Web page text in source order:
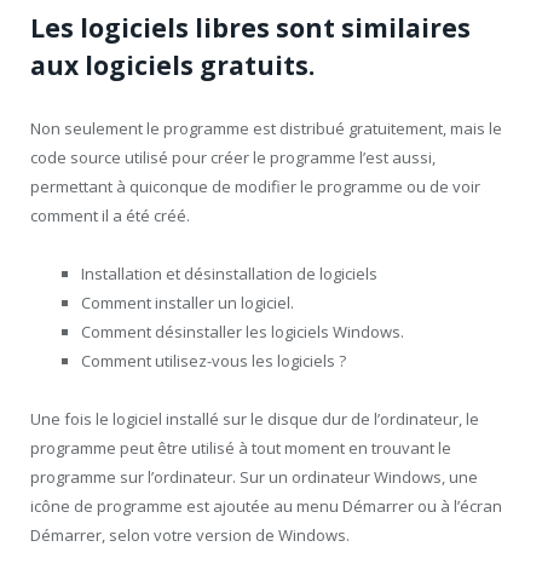
Les logiciels libres sont similaires
aux logiciels gratuits.
Non seulement le programme est distribué gratuitement, mais le
code source utilisé pour créer le programme l’est aussi,
permettant à quiconque de modifier le programme ou de voir
comment il a été créé.
Installation et désinstallation de logiciels
Comment installer un logiciel.
Comment désinstaller les logiciels Windows.
Comment utilisez-vous les logiciels ?
Une fois le logiciel installé sur le disque dur de l’ordinateur, le
programme peut être utilisé à tout moment en trouvant le
programme sur l’ordinateur. Sur un ordinateur Windows, une
icône de programme est ajoutée au menu Démarrer ou à l’écran
Démarrer, selon votre version de Windows.